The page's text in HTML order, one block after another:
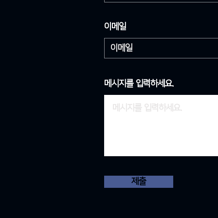
이메일
메시지를 입력하세요.
제출